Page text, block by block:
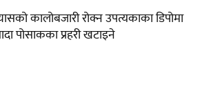
कालोबजारी रोक्न उपत्यकाका डिपोमा
पोसाकका प्रहरी खटाइने